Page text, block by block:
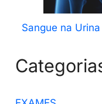
Sangue na